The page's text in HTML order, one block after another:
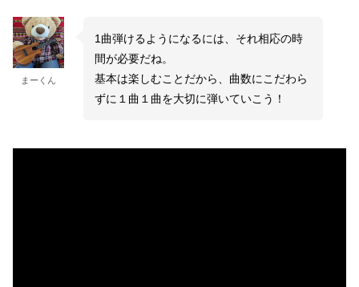
まーくん
1曲弾けるようになるには、それ相応の時
間が必要だね。
基本は楽しむことだから、曲数にこだわら
ずに１曲１曲を大切に弾いていこう！